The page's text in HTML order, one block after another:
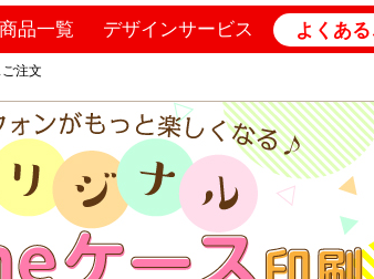
商品一覧 デザインサービス よくあ
ご注文